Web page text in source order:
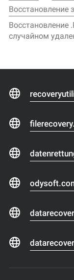
Восстановление
случайном